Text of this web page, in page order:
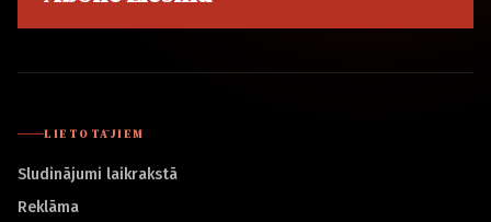
LIETOTĀJIEM
Sludinājumi laikrakstā
Reklāma